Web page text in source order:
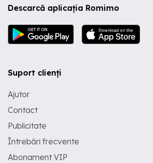
Descarcă aplicația Romimo
Suport clienți
Ajutor
Contact
Publicitate
Întrebări frecvente
Abonament VIP